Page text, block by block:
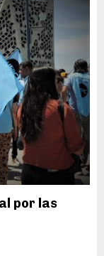
por las